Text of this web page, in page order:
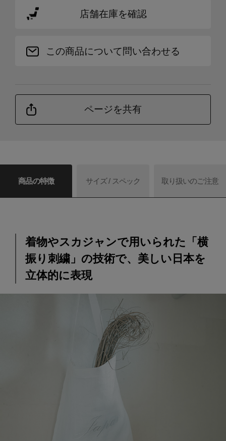
店舗在庫を確認
この商品について問い合わせる
ページを共有
商品の特徴 サイズ / スペック 取り扱いのご注意
着物やスカジャンで用いられた「横
振り刺繍」の技術で、美しい日本を
立体的に表現